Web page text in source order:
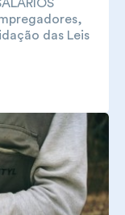
das Leis